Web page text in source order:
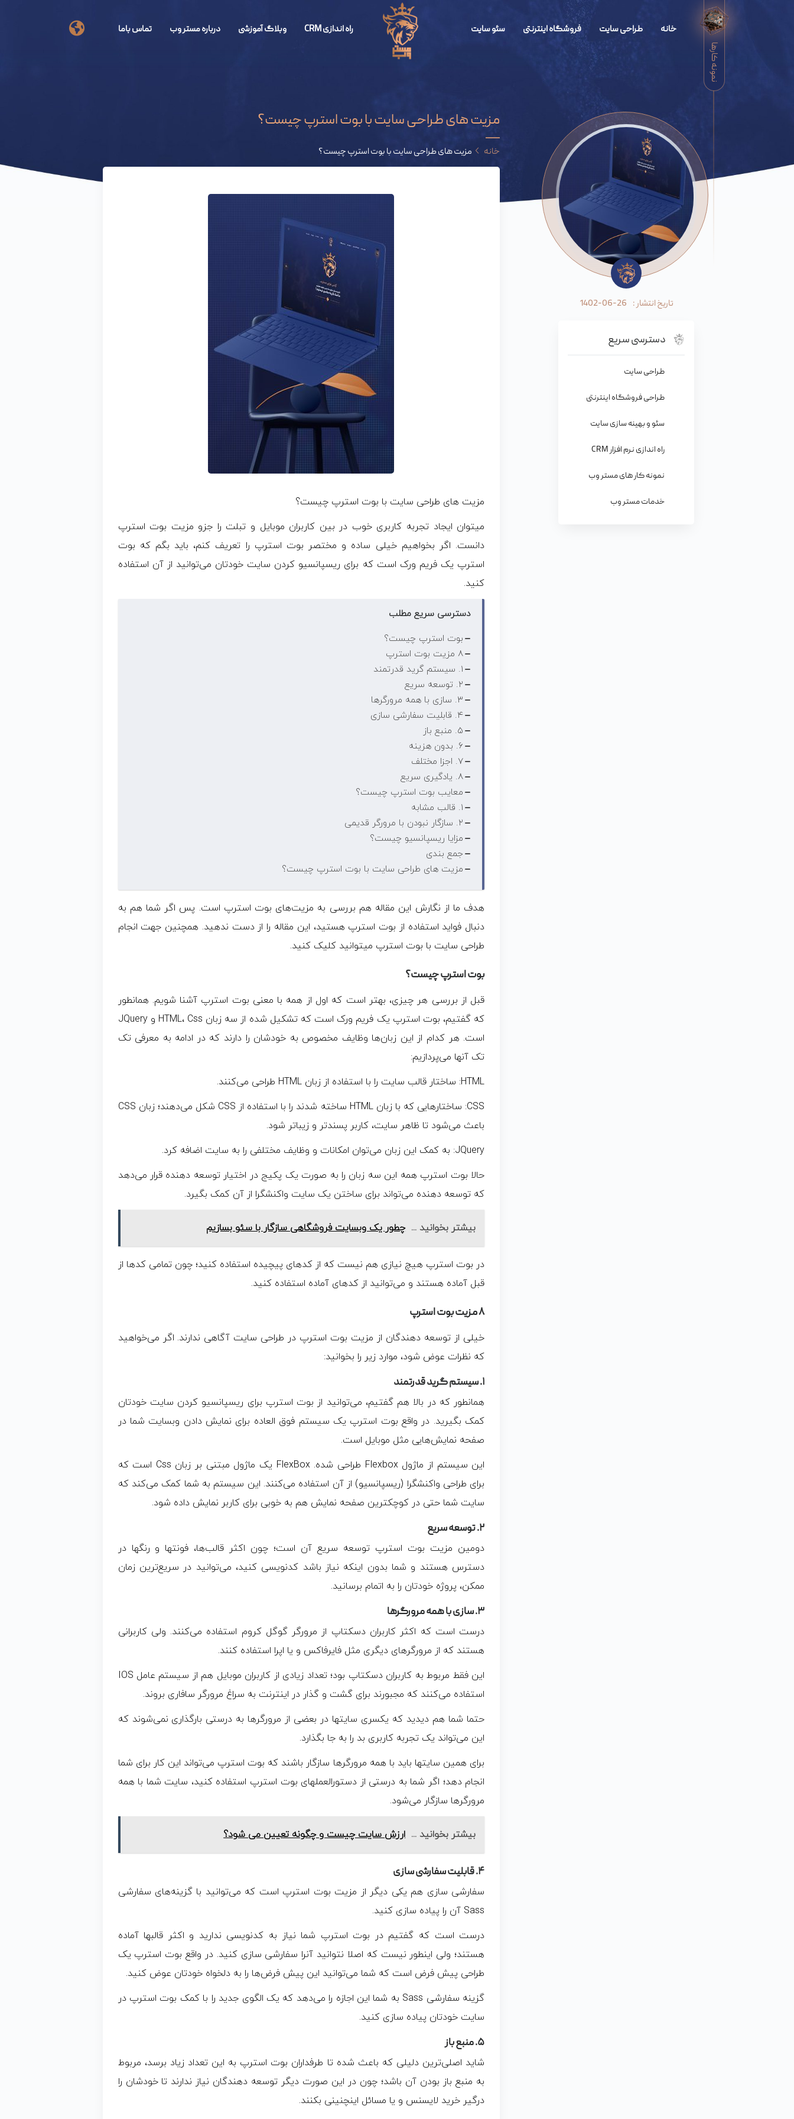
نمونه کارها
خانه طراحی سایت فروشگاه اینترنتی سئو سایت راه اندازی CRM وبلاگ آموزشی درباره مستر وب تماس باما
مزیت های طراحی سایت با بوت استرپ چیست؟
خانه مزیت های طراحی سایت با بوت استرپ چیست؟
مزیت های طراحی سایت با بوت استرپ چیست؟
میتوان ایجاد تجربه کاربری خوب در بین کاربران موبایل و تبلت را جزو مزیت بوت استرپ
دانست. اگر بخواهیم خیلی ساده و مختصر بوت استرپ را تعریف کنم، باید بگم که بوت
استرپ یک فریم ورک است که برای ریسپانسیو کردن سایت خودتان می‌توانید از آن استفاده
کنید.
دسترسی سریع مطلب
بوت استرپ چیست؟
۸ مزیت بوت استرپ
۱. سیستم گرید قدرتمند
۲. توسعه سریع
۳. سازی با همه مرورگرها
۴. قابلیت سفارشی سازی
۵. منبع باز
۶. بدون هزینه
۷. اجزا مختلف
۸. یادگیری سریع
معایب بوت استرپ چیست؟
۱. قالب مشابه
۲. سازگار نبودن با مرورگر قدیمی
مزایا ریسپانسیو چیست؟
جمع بندی
مزیت های طراحی سایت با بوت استرپ چیست؟
هدف ما از نگارش این مقاله هم بررسی به مزیت‌های بوت استرپ است. پس اگر شما هم به
دنبال فواید استفاده از بوت استرپ هستید، این مقاله را از دست ندهید. همچنین جهت انجام
طراحی سایت با بوت استرپ میتوانید کلیک کنید.
بوت استرپ چیست؟
قبل از بررسی هر چیزی، بهتر است که اول از همه با معنی بوت استرپ آشنا شویم. همانطور
که گفتیم، بوت استرپ یک فریم ورک است که تشکیل شده از سه زبان HTML، Css و JQuery
است. هر کدام از این زبان‌ها وظایف مخصوص به خودشان را دارند که در ادامه به معرفی تک
تک آنها می‌پردازیم:
HTML: ساختار قالب سایت را با استفاده از زبان HTML طراحی می‌کنند.
CSS: ساختارهایی که با زبان HTML ساخته شدند را با استفاده از CSS شکل می‌دهند؛ زبان CSS
باعث می‌شود تا ظاهر سایت، کاربر پسندتر و زیباتر شود.
JQuery: به کمک این زبان می‌توان امکانات و وظایف مختلفی را به سایت اضافه کرد.
حالا بوت استرپ همه این سه زبان را به صورت یک پکیج در اختیار توسعه دهنده قرار می‌دهد
که توسعه دهنده می‌تواند برای ساختن یک سایت واکنشگرا از آن کمک بگیرد.
بیشتر بخوانید ... چطور یک وبسایت فروشگاهی سازگار با سئو بسازیم
در بوت استرپ هیچ نیازی هم نیست که از کدهای پیچیده استفاده کنید؛ چون تمامی کدها از
قبل آماده هستند و می‌توانید از کدهای آماده استفاده کنید.
۸ مزیت بوت استرپ
خیلی از توسعه دهندگان از مزیت بوت استرپ در طراحی سایت آگاهی ندارند. اگر می‌خواهید
که نظرات عوض شود، موارد زیر را بخوانید:
۱. سیستم گرید قدرتمند
همانطور که در بالا هم گفتیم، می‌توانید از بوت استرپ برای ریسپانسیو کردن سایت خودتان
کمک بگیرید. در واقع بوت استرپ یک سیستم فوق العاده برای نمایش دادن وبسایت شما در
صفحه نمایش‌هایی مثل موبایل است.
این سیستم از ماژول Flexbox طراحی شده. FlexBox یک ماژول مبتنی بر زبان Css است که
برای طراحی واکنشگرا (ریسپانسیو) از آن استفاده می‌کنند. این سیستم به شما کمک می‌کند که
سایت شما حتی در کوچکترین صفحه نمایش هم به خوبی برای کاربر نمایش داده شود.
۲. توسعه سریع
دومین مزیت بوت استرپ توسعه سریع آن است؛ چون اکثر قالب‌ها، فونتها و رنگها در
دسترس هستند و شما بدون اینکه نیاز باشد کدنویسی کنید، می‌توانید در سریع‌ترین زمان
ممکن، پروژه خودتان را به اتمام برسانید.
۳. سازی با همه مرورگرها
درست است که اکثر کاربران دسکتاپ از مرورگر گوگل کروم استفاده می‌کنند. ولی کاربرانی
هستند که از مرورگرهای دیگری مثل فایرفاکس و یا اپرا استفاده کنند.
این فقط مربوط به کاربران دسکتاپ بود؛ تعداد زیادی از کاربران موبایل هم از سیستم عامل IOS
استفاده می‌کنند که مجبورند برای گشت و گذار در اینترنت به سراغ مرورگر سافاری بروند.
حتما شما هم دیدید که یکسری سایتها در بعضی از مرورگرها به درستی بارگذاری نمی‌شوند که
این می‌تواند یک تجربه کاربری بد را به جا بگذارد.
برای همین سایتها باید با همه مرورگرها سازگار باشند که بوت استرپ می‌تواند این کار برای شما
انجام دهد؛ اگر شما به درستی از دستورالعملهای بوت استرپ استفاده کنید، سایت شما با همه
مرورگرها سازگار می‌شود.
بیشتر بخوانید ... ارزش سایت چیست و چگونه تعیین می شود؟
۴. قابلیت سفارشی سازی
سفارشی سازی هم یکی دیگر از مزیت بوت استرپ است که می‌توانید با گزینه‌های سفارشی
Sass آن را پیاده سازی کنید.
درست است که گفتیم در بوت استرپ شما نیاز به کدنویسی ندارید و اکثر قالبها آماده
هستند؛ ولی اینطور نیست که اصلا نتوانید آنرا سفارشی سازی کنید. در واقع بوت استرپ یک
طراحی پیش فرض است که شما می‌توانید این پیش فرض‌ها را به دلخواه خودتان عوض کنید.
گزینه سفارشی Sass به شما این اجازه را می‌دهد که یک الگوی جدید را با کمک بوت استرپ در
سایت خودتان پیاده سازی کنید.
۵. منبع باز
شاید اصلی‌ترین دلیلی که باعث شده تا طرفداران بوت استرپ به این تعداد زیاد برسد، مربوط
به منبع باز بودن آن باشد؛ چون در این صورت دیگر توسعه دهندگان نیاز ندارند تا خودشان را
درگیر خرید لایسنس و یا مسائل اینچنینی بکنند.
تاریخ انتشار : 1402-06-26
دسترسی سریع
طراحی سایت
طراحی فروشگاه اینترنتی
سئو و بهینه سازی سایت
راه اندازی نرم افزار CRM
نمونه کار های مستر وب
خدمات مستر وب